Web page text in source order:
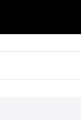
Spedizione